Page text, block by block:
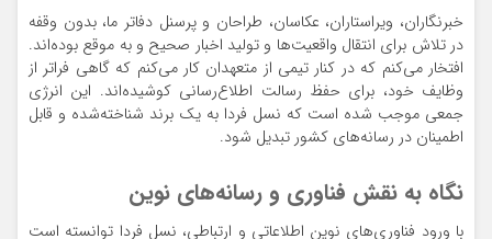
خبرنگاران، ویراستاران، عکاسان، طراحان و پرسنل دفاتر ما، بدون وقفه
در تلاش برای انتقال واقعیت‌ها و تولید اخبار صحیح و به موقع بوده‌اند.
افتخار می‌کنم که در کنار تیمی از متعهدان کار می‌کنم که گاهی فراتر از
وظایف خود، برای حفظ رسالت اطلاع‌رسانی کوشیده‌اند. این انرژی
جمعی موجب شده است که نسل فردا به یک برند شناخته‌شده و قابل
اطمینان در رسانه‌های کشور تبدیل شود.
نگاه به نقش فناوری و رسانه‌های نوین
با ورود فناوری‌های نوین اطلاعاتی و ارتباطی، نسل فردا توانسته است